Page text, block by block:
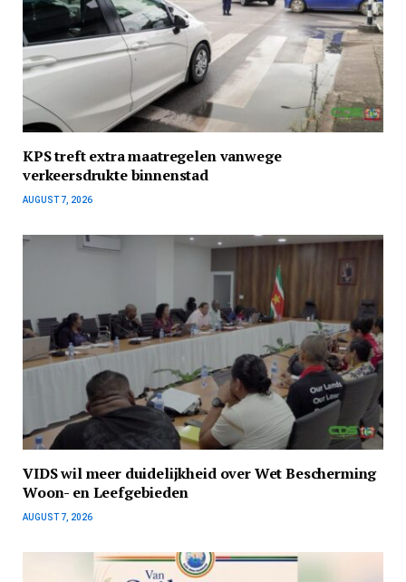
KPS treft extra maatregelen vanwege
verkeersdrukte binnenstad
AUGUST 7, 2026
VIDS wil meer duidelijkheid over Wet Bescherming
Woon- en Leefgebieden
AUGUST 7, 2026